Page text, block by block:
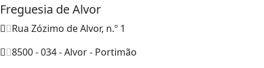
Freguesia de Alvor
Rua Zózimo de Alvor, n.º 1
8500 - 034 - Alvor - Portimão